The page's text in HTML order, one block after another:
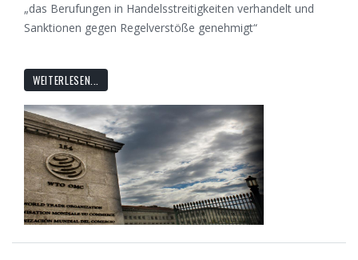
„das Berufungen in Handelsstreitigkeiten verhandelt und
Sanktionen gegen Regelverstöße genehmigt“
WEITERLESEN...